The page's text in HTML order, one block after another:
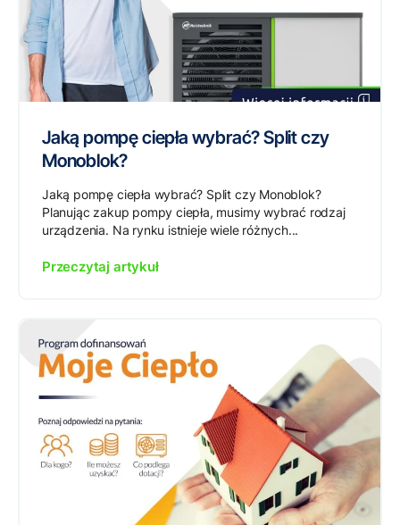
Jaką pompę ciepła wybrać? Split czy
Monoblok?
Jaką pompę ciepła wybrać? Split czy Monoblok?
Planując zakup pompy ciepła, musimy wybrać rodzaj
urządzenia. Na rynku istnieje wiele różnych...
Przeczytaj artykuł